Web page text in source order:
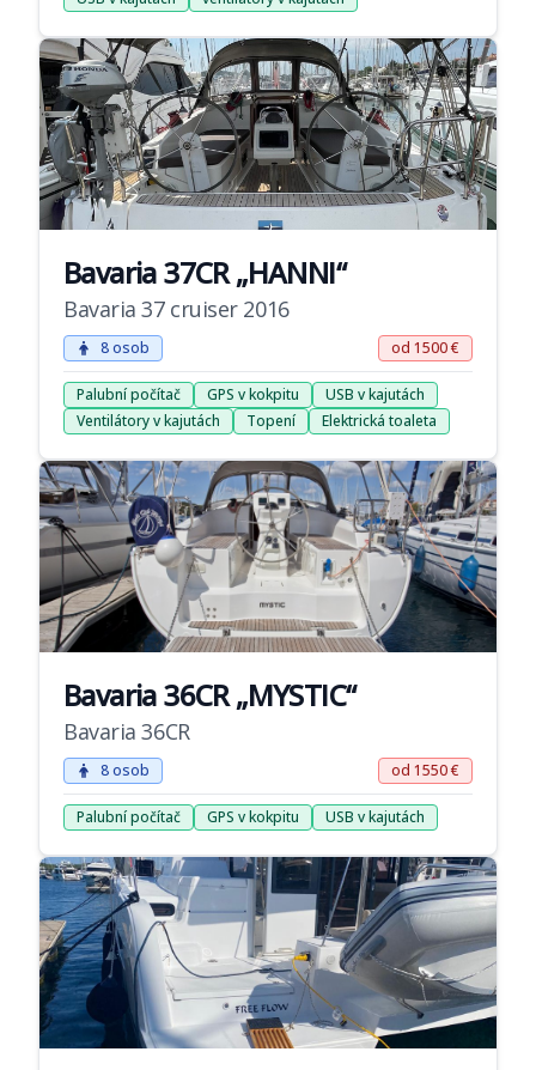
Bavaria 37CR „HANNI“
Bavaria 37 cruiser 2016
8 osob od 1500 €
Palubní počítač GPS v kokpitu
USB v kajutách
Ventilátory v kajutách
Topení Elektrická toaleta
Bavaria 36CR „MYSTIC“
Bavaria 36CR
8 osob od 1550 €
Palubní počítač GPS v kokpitu USB v kajutách